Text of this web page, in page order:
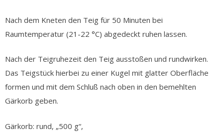
Nach dem Kneten den Teig für 50 Minuten bei
Raumtemperatur (21-22 °C) abgedeckt ruhen lassen.
Nach der Teigruhezeit den Teig ausstoßen und rundwirken.
Das Teigstück hierbei zu einer Kugel mit glatter Oberfläche
formen und mit dem Schluß nach oben in den bemehlten
Gärkorb geben.
Gärkorb: rund, „500 g“,